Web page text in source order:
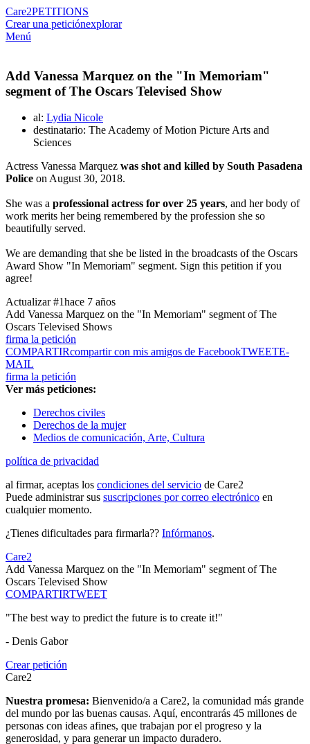
Care2PETITIONS
Crear una peticiónexplorar
Menú
Add Vanessa Marquez on the "In Memoriam"
segment of The Oscars Televised Show
al: Lydia Nicole
destinatario: The Academy of Motion Picture Arts and
Sciences
Actress Vanessa Marquez was shot and killed by South Pasadena
Police on August 30, 2018.
She was a professional actress for over 25 years, and her body of
work merits her being remembered by the profession she so
beautifully served.
We are demanding that she be listed in the broadcasts of the Oscars
Award Show "In Memoriam" segment. Sign this petition if you
agree!
Actualizar #1hace 7 años
Add Vanessa Marquez on the "In Memoriam" segment of The
Oscars Televised Shows
firma la petición
COMPARTIRcompartir con mis amigos de FacebookTWEETE-
MAIL
firma la petición
Ver más peticiones:
Derechos civiles
Derechos de la mujer
Medios de comunicación, Arte, Cultura
política de privacidad
al firmar, aceptas los condiciones del servicio de Care2
Puede administrar sus suscripciones por correo electrónico en
cualquier momento.
¿Tienes dificultades para firmarla?? Infórmanos.
Care2
Add Vanessa Marquez on the "In Memoriam" segment of The
Oscars Televised Show
COMPARTIRTWEET
"The best way to predict the future is to create it!"
- Denis Gabor
Crear petición
Care2
Nuestra promesa: Bienvenido/a a Care2, la comunidad más grande
del mundo por las buenas causas. Aquí, encontrarás 45 millones de
personas con ideas afines, que trabajan por el progreso y la
generosidad, y para generar un impacto duradero.